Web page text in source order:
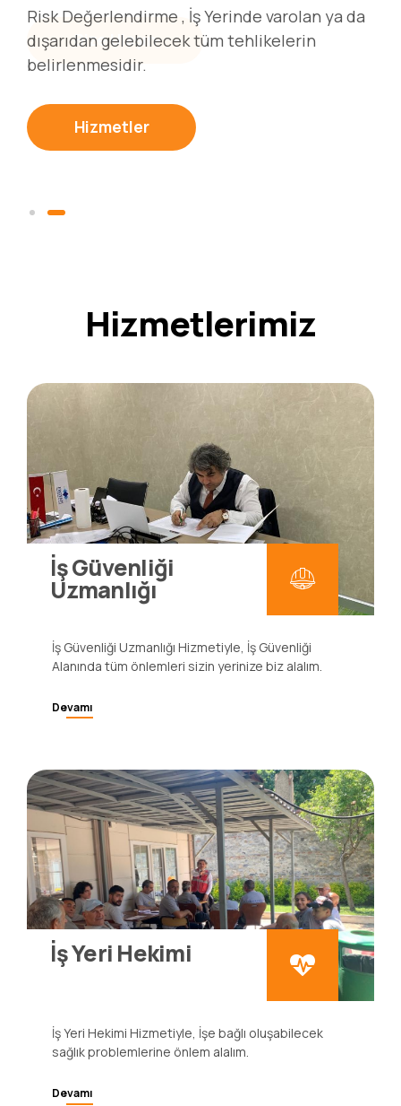
Bize Ulaşın
Risk Değerlendirme , İş Yerinde varolan ya da
dışarıdan gelebilecek tüm tehlikelerin
belirlenmesidir.
Hizmetler
Hizmetlerimiz
İş Güvenliği
Uzmanlığı
İş Güvenliği Uzmanlığı Hizmetiyle, İş Güvenliği
Alanında tüm önlemleri sizin yerinize biz alalım.
Devamı
İş Yeri Hekimi
İş Yeri Hekimi Hizmetiyle, İşe bağlı oluşabilecek
sağlık problemlerine önlem alalım.
Devamı